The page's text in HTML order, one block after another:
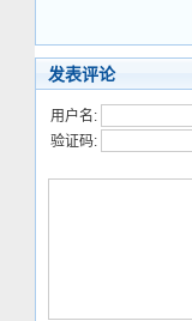
发表评论
用户名:
验证码: